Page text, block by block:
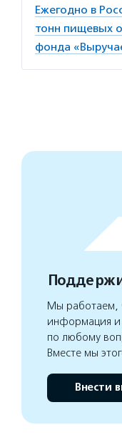
Ежегодно в
тонн пищевых
фонда
Мы работаем,
информация и
по любому
Вместе мы
Внести